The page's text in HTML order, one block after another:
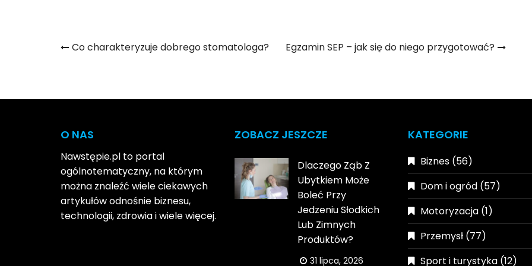
Nawigacja
Co charakteryzuje dobrego stomatologa? Egzamin SEP – jak się do niego przygotować?
O NAS
Nawstępie.pl to portal
ogólnotematyczny, na którym
można znaleźć wiele ciekawych
artykułów odnośnie biznesu,
technologii, zdrowia i wiele więcej.
ZOBACZ JESZCZE
Dlaczego Ząb Z
Ubytkiem Może
Boleć Przy
Jedzeniu Słodkich
Lub Zimnych
Produktów?
31 lipca, 2026
KATEGORIE
Biznes (56)
Dom i ogród (57)
Motoryzacja (1)
Przemysł (77)
Sport i turystyka (12)